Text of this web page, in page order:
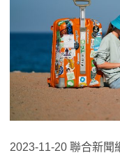
2023-11-20 聯合新